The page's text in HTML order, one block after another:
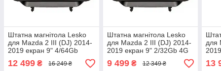
Штатна магнітола Lesko
для Mazda 2 III (DJ) 2014-
2019 екран 9" 4/64Gb
CarPlay 4G Wi-Fi GPS
Prime Мазда
12 499 ₴ 16 249 ₴
Штатна магнітола Lesko
для Mazda 2 III (DJ) 2014-
2019 екран 9" 2/32Gb 4G
Wi-Fi GPS Top Мазда
9 499₴ 12 349 ₴
для
Wi-
13